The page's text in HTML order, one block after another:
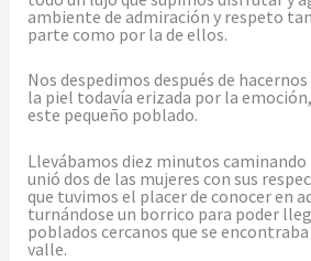
ambiente de admiración y respeto
parte como por la de ellos.
Nos despedimos después de
la piel todavía erizada por la
este pequeño poblado.
Llevábamos diez minutos caminando
unió dos de las mujeres con sus
que tuvimos el placer de conocer en
turnándose un borrico para poder
poblados cercanos que se
valle.